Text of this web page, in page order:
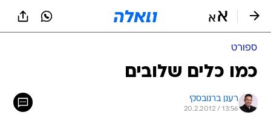
ספורט
כמו כלים שלובים
רענן ברנובסקי
20.2.2012 / 13:56